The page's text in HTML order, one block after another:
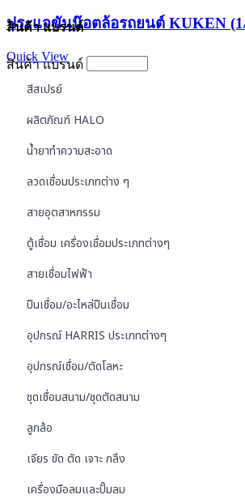
ประแจขันน๊อตล้อรถยนต์ KUKEN
Quick View
สินค้า แบรนด์
สินค้า แบรนด์
สีสเปรย์
ผลิตภัณฑ์ HALO
น้ำยาทำความสะอาด
ลวดเชื่อมประเภทต่าง ๆ
สายอุตสาหกรรม
ตู้เชื่อม เครื่องเชื่อมประเภทต่างๆ
สายเชื่อมไฟฟ้า
ปืนเชื่อม/อะไหล่ปืนเชื่อม
อุปกรณ์ HARRIS ประเภทต่างๆ
อุปกรณ์เชื่อม/ตัดโลหะ
ชุดเชื่อมสนาม/ชุดตัดสนาม
ลูกล้อ
เจียร ขัด ตัด เจาะ กลึง
เครื่องมือลมและปั๊มลม